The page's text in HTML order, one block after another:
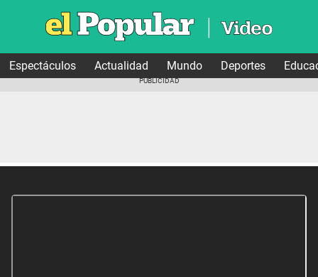
Espectáculos Actualidad Mundo Deportes